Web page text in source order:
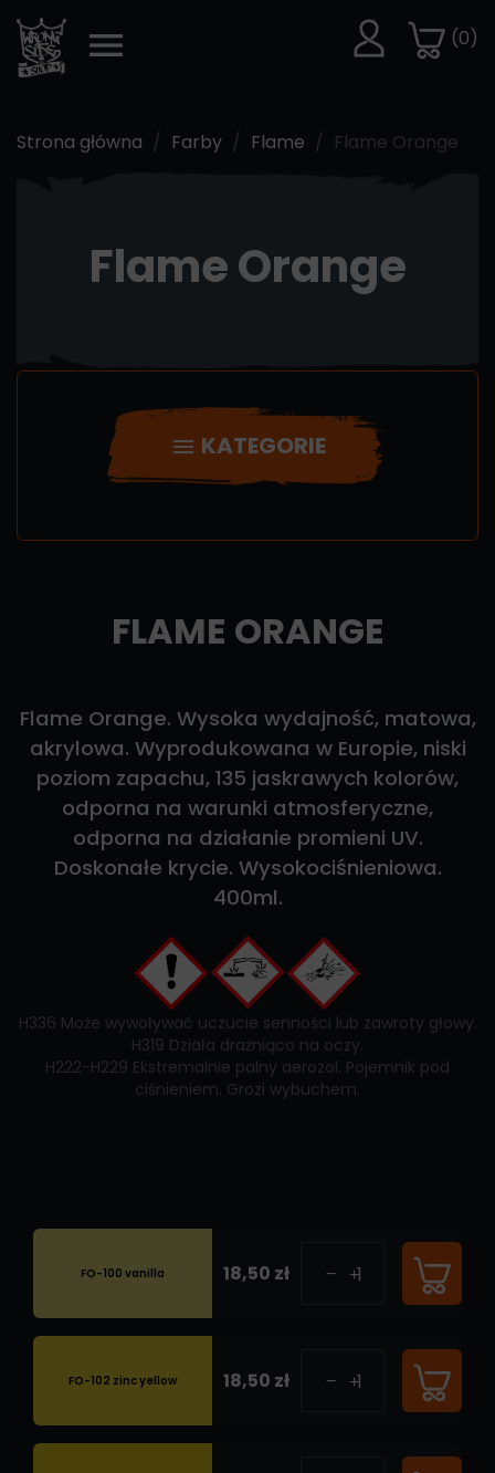
(0)
Strona główna Farby Flame Flame Orange
Flame Orange
 KATEGORIE
FLAME ORANGE
Flame Orange. Wysoka wydajność, matowa,
akrylowa. Wyprodukowana w Europie, niski
poziom zapachu, 135 jaskrawych kolorów,
odporna na warunki atmosferyczne,
odporna na działanie promieni UV.
Doskonałe krycie. Wysokociśnieniowa.
400ml.
H336 Może wywoływać uczucie senności lub zawroty głowy.
H319 Działa drażniąco na oczy.
H222-H229 Ekstremalnie palny aerozol. Pojemnik pod
ciśnieniem. Grozi wybuchem.
FO-100 vanilla 18,50 zł
FO-102 zinc yellow 18,50 zł